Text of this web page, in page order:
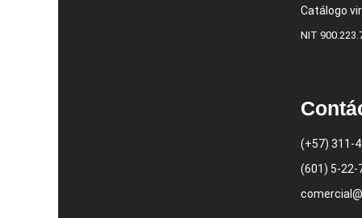
Catálogo
NIT
(+57) 311-
(601) 5-22-